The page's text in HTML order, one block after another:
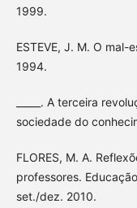
1999.
ESTEVE, J. M. O
1994.
_____. A terceira
sociedade do
FLORES, M. A.
professores.
set./dez. 2010.